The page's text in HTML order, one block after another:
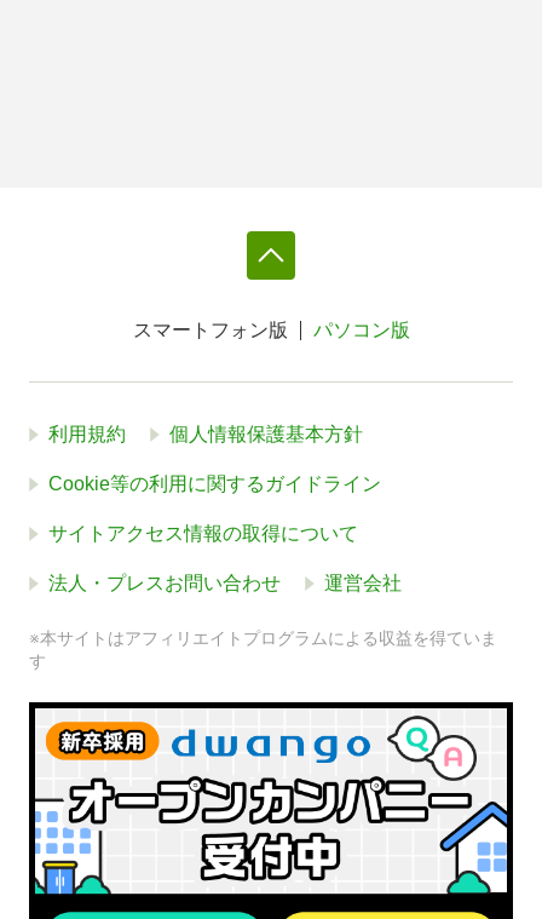
スマートフォン版 パソコン版
利用規約 個人情報保護基本方針
Cookie等の利用に関するガイドライン
サイトアクセス情報の取得について
法人・プレスお問い合わせ 運営会社
※本サイトはアフィリエイトプログラムによる収益を得ていま
す